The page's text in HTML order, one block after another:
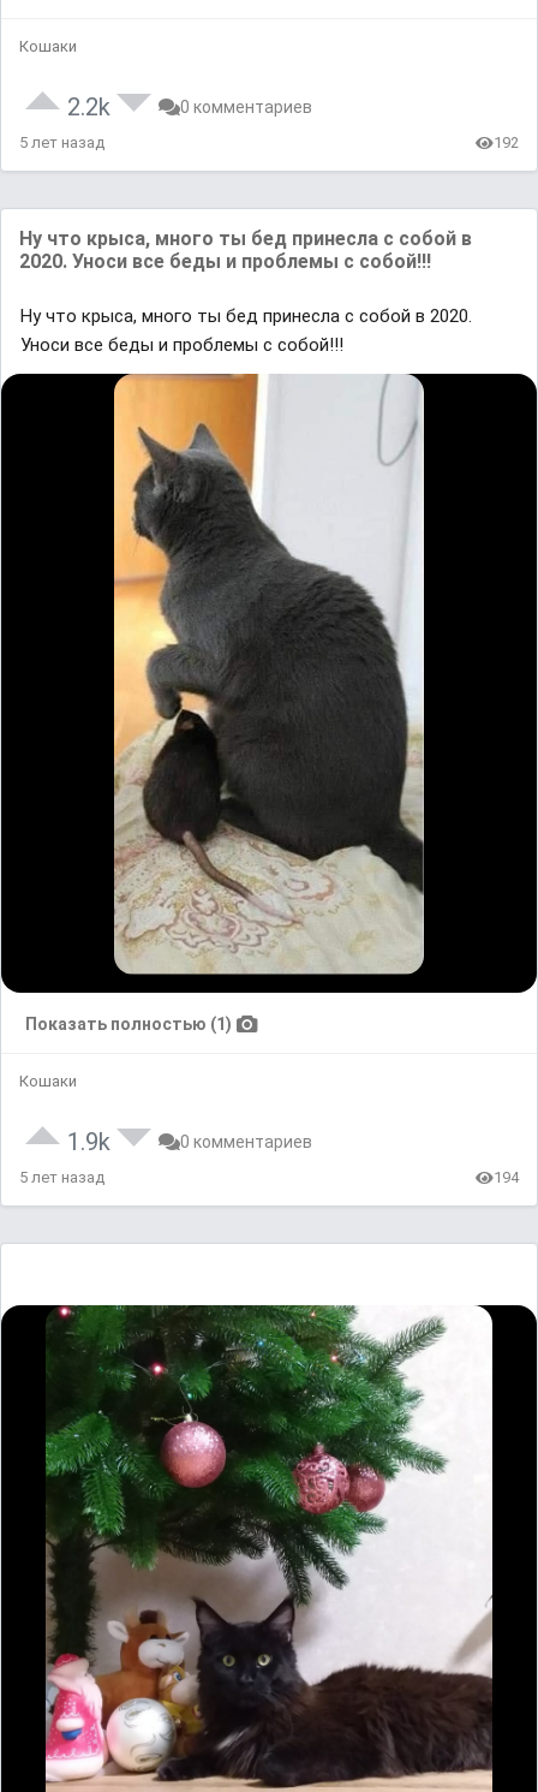
Кошаки
2.2k 0 комментариев
5 лет назад 192
Ну что крыса, много ты бед принесла с собой в
2020. Уноси все беды и проблемы с собой!!!
Ну что крыса, много ты бед принесла с собой в 2020.
Уноси все беды и проблемы с собой!!!
Показать полностью (1)
Кошаки
1.9k 0 комментариев
5 лет назад 194